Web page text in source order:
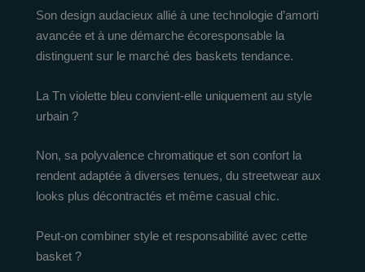
Son design audacieux allié à une technologie d’amorti
avancée et à une démarche écoresponsable la
distinguent sur le marché des baskets tendance.
La Tn violette bleu convient-elle uniquement au style
urbain ?
Non, sa polyvalence chromatique et son confort la
rendent adaptée à diverses tenues, du streetwear aux
looks plus décontractés et même casual chic.
Peut-on combiner style et responsabilité avec cette
basket ?